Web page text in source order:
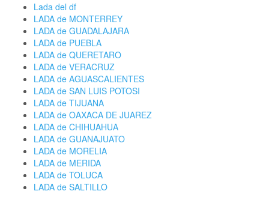
Lada del df
LADA de MONTERREY
LADA de GUADALAJARA
LADA de PUEBLA
LADA de QUERETARO
LADA de VERACRUZ
LADA de AGUASCALIENTES
LADA de SAN LUIS POTOSI
LADA de TIJUANA
LADA de OAXACA DE JUAREZ
LADA de CHIHUAHUA
LADA de GUANAJUATO
LADA de MORELIA
LADA de MERIDA
LADA de TOLUCA
LADA de SALTILLO